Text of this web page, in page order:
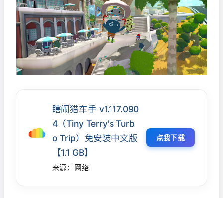
瞎闹猎车手 v1.117.090
4（Tiny Terry's Turb
o Trip）免安装中文版
【1.1 GB】
来源：网络
点我下载